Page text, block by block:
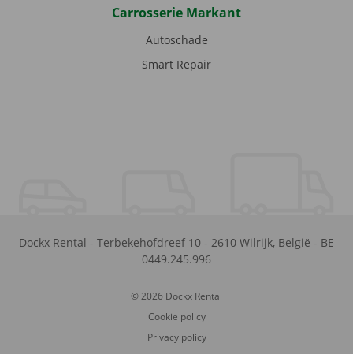
Carrosserie Markant
Autoschade
Smart Repair
Dockx Rental - Terbekehofdreef 10 - 2610 Wilrijk, België - BE
0449.245.996
© 2026 Dockx Rental
Cookie policy
Privacy policy